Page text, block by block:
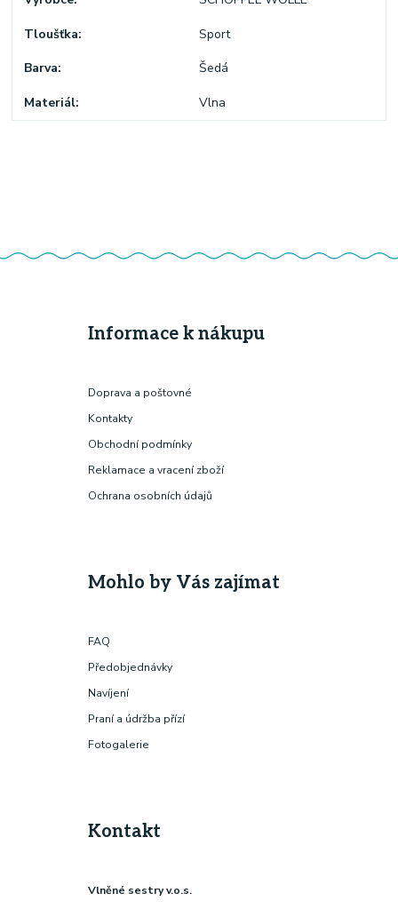
Tloušťka Sport
Barva Šedá
Materiál Vlna
Informace k nákupu
Doprava a poštovné
Kontakty
Obchodní podmínky
Reklamace a vracení zboží
Ochrana osobních údajů
Mohlo by Vás zajímat
FAQ
Předobjednávky
Navíjení
Praní a údržba přízí
Fotogalerie
Kontakt
Vlněné sestry v.o.s.